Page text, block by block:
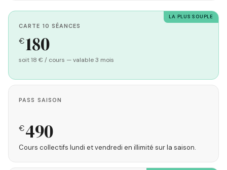
LA PLUS SOUPLE
CARTE 10 SÉANCES
€180
soit 18 € / cours — valable 3 mois
PASS SAISON
€490
Cours collectifs lundi et vendredi en illimité sur la saison.